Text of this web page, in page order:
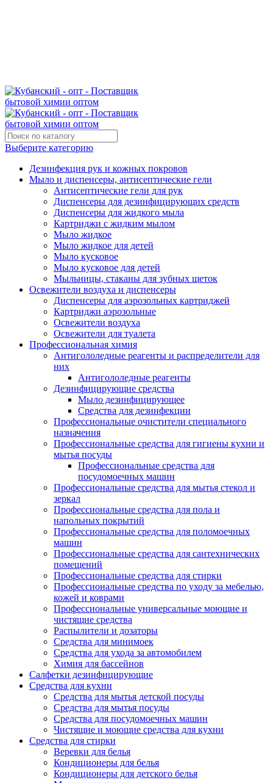
Выберите категорию
Дезинфекция рук и кожных покровов
Мыло и диспенсеры, антисептические гели
Антисептические гели для рук
Диспенсеры для дезинфицирующих средств
Диспенсеры для жидкого мыла
Картриджи с жидким мылом
Мыло жидкое
Мыло жидкое для детей
Мыло кусковое
Мыло кусковое для детей
Мыльницы, стаканы для зубных щеток
Освежители воздуха и диспенсеры
Диспенсеры для аэрозольных картриджей
Картриджи аэрозольные
Освежители воздуха
Освежители для туалета
Профессиональная химия
Антигололедные реагенты и распределители для
них
Антигололедные реагенты
Дезинфицирующие средства
Мыло дезинфицирующее
Средства для дезинфекции
Профессиональные очистители специального
назначения
Профессиональные средства для гигиены кухни и
мытья посуды
Профессиональные средства для
посудомоечных машин
Профессиональные средства для мытья стекол и
зеркал
Профессиональные средства для пола и
напольных покрытий
Профессиональные средства для поломоечных
машин
Профессиональные средства для сантехнических
помещений
Профессиональные средства для стирки
Профессиональные средства по уходу за мебелью,
кожей и коврами
Профессиональные универсальные моющие и
чистящие средства
Распылители и дозаторы
Средства для минимоек
Средства для ухода за автомобилем
Химия для бассейнов
Салфетки дезинфицирующие
Средства для кухни
Средства для мытья детской посуды
Средства для мытья посуды
Средства для посудомоечных машин
Чистящие и моющие средства для кухни
Средства для стирки
Веревки для белья
Кондиционеры для белья
Кондиционеры для детского белья